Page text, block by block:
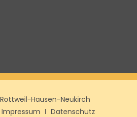
Hausen-Neukirch
Impressum Datenschutz